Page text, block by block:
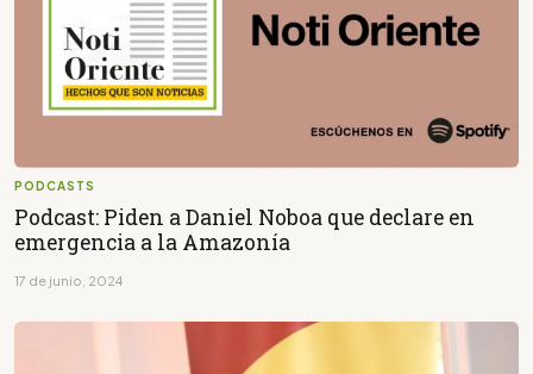
PODCASTS
Podcast: Piden a Daniel Noboa que declare en
emergencia a la Amazonía
17 de junio, 2024